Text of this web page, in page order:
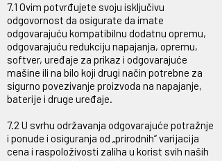
7.1 Ovim potvrđujete svoju isključivu
odgovornost da osigurate da imate
odgovarajuću kompatibilnu dodatnu opremu,
odgovarajuću redukciju napajanja, opremu,
softver, uređaje za prikaz i odgovarajuće
mašine ili na bilo koji drugi način potrebne za
sigurno povezivanje proizvoda na napajanje,
baterije i druge uređaje.
7.2 U svrhu održavanja odgovarajuće potražnje
i ponude i osiguranja od „prirodnih“ varijacija
cena i raspoloživosti zaliha u korist svih naših